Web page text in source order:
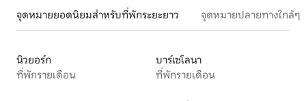
จุดหมายยอดนิยมสำหรับที่พักระยะยาว จุดหมายปลายทางใกล้ๆ
นิวยอร์ก
ที่พักรายเดือน
บาร์เซโลนา
ที่พักรายเดือน